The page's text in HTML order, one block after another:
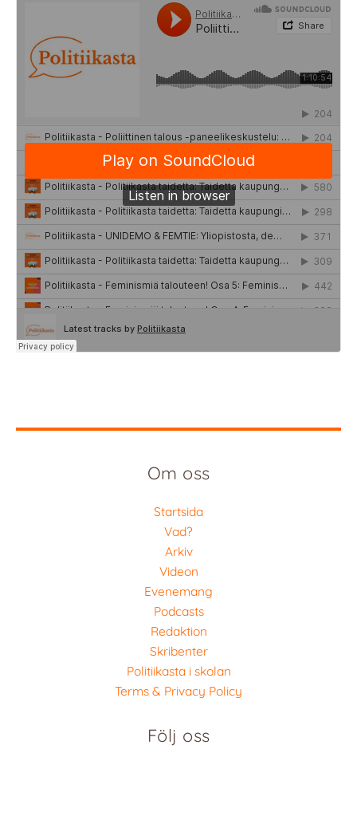
Om oss
Startsida
Vad?
Arkiv
Videon
Evenemang
Podcasts
Redaktion
Skribenter
Politiikasta i skolan
Terms & Privacy Policy
Följ oss